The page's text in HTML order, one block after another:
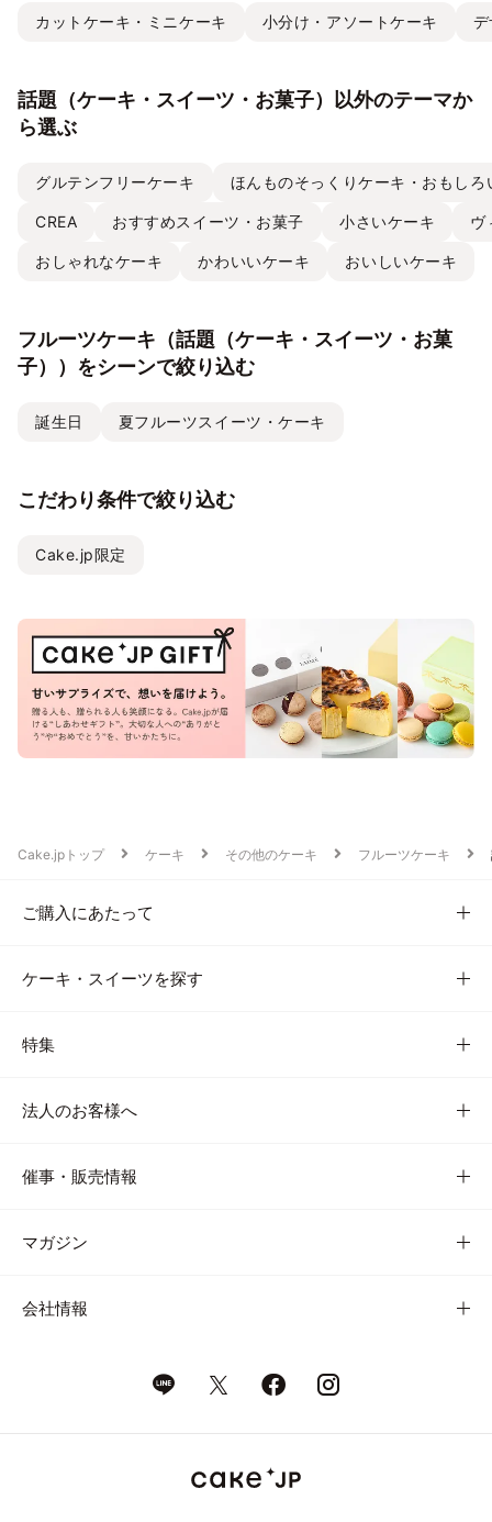
カットケーキ・ミニケーキ 小分け・アソートケーキ
話題（ケーキ・スイーツ・お菓子）以外のテーマか
ら選ぶ
グルテンフリーケーキ ほんものそっくりケーキ・おもしろ
CREA おすすめスイーツ・お菓子 小さいケーキ ヴ
おしゃれなケーキ かわいいケーキ おいしいケーキ
フルーツケーキ（話題（ケーキ・スイーツ・お菓
子））をシーンで絞り込む
誕生日 夏フルーツスイーツ・ケーキ
こだわり条件で絞り込む
Cake.jp限定
Cake.jpトップ ケーキ その他のケーキ フルーツケーキ
ご購入にあたって
ケーキ・スイーツを探す
特集
法人のお客様へ
催事・販売情報
マガジン
会社情報